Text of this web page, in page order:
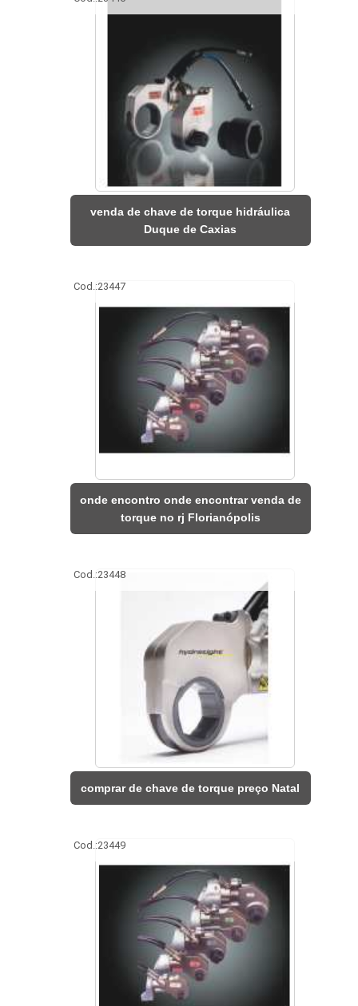
venda de chave de torque hidráulica
Duque de Caxias
Cod.:23447
onde encontro onde encontrar venda de
torque no rj Florianópolis
Cod.:23448
comprar de chave de torque preço Natal
Cod.:23449